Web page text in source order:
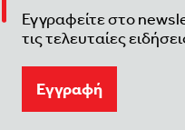
Εγγραφείτε στο
τις τελευταίες
Eγγραφή